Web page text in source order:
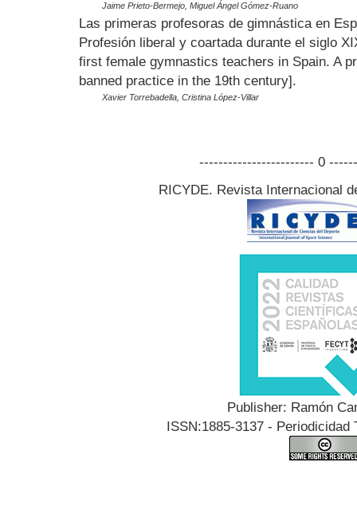
Jaime Prieto-Bermejo, Miguel Ángel Gómez-Ruano
Las primeras profesoras de gimnástica en
Profesión liberal y coartada durante el siglo
first female gymnastics teachers in Spain. A
banned practice in the 19th century].
Xavier Torrebadella, Cristina López-Villar
------------------------ 0
RICYDE. Revista Internacional
Publisher: Ramón
ISSN:1885-3137 -